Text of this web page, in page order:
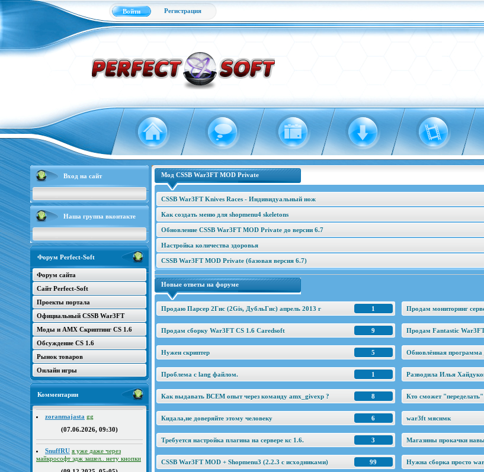
Войти Регистрация
Вход на сайт
Наша группа вконтакте
Форум Perfect-Soft
Форум сайта
Сайт Perfect-Soft
Проекты портала
Официальный CSSB War3FT
Моды и AMX Скриптинг CS 1.6
Обсуждение CS 1.6
Рынок товаров
Онлайн игры
Комментарии
zoranmajasta gg
(07.06.2026, 09:30)
SnuffRU я уже даже через
майкрософт эдж зашел.. нету кнопки
Мод CSSB War3FT MOD Private
CSSB War3FT Knives Races - Индивидуальный нож
Как создать меню для shopmenu4 skeletons
Обновление CSSB War3FT MOD Private до версии 6.7
Настройка количества здоровья
CSSB War3FT MOD Private (базовая версия 6.7)
Новые ответы на форуме
1
Продаю Парсер 2Гис (2Gis, ДубльГис) апрель 2013 г Продам мониторинг
9
Продам сборку War3FT CS 1.6 Caredsoft Продам Fantastic War3FT
5
Нужен скриптер Обновлённая программа
1
Проблема с lang файлом. Разводила Илья
8
Как выдавать ВСЕМ опыт через команду amx_givexp ? Кто сможет
6
Кидала,не доверяйте этому человеку war3ft мяснмк
3
Требуется настройка плагина на сервере кс 1.6. Магазины прокачки
99
CSSB War3FT MOD + Shopmenu3 (2.2.3 c исходниками) Нужна сборка просто